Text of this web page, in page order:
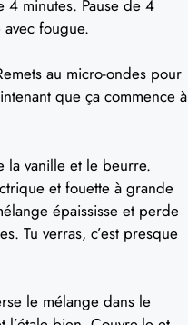
4 minutes. Pause de 4
fougue.
au micro-ondes pour
que ça commence à
la vanille et le beurre.
et fouette à grande
épaississe et perde
Tu verras, c’est presque
le mélange dans le